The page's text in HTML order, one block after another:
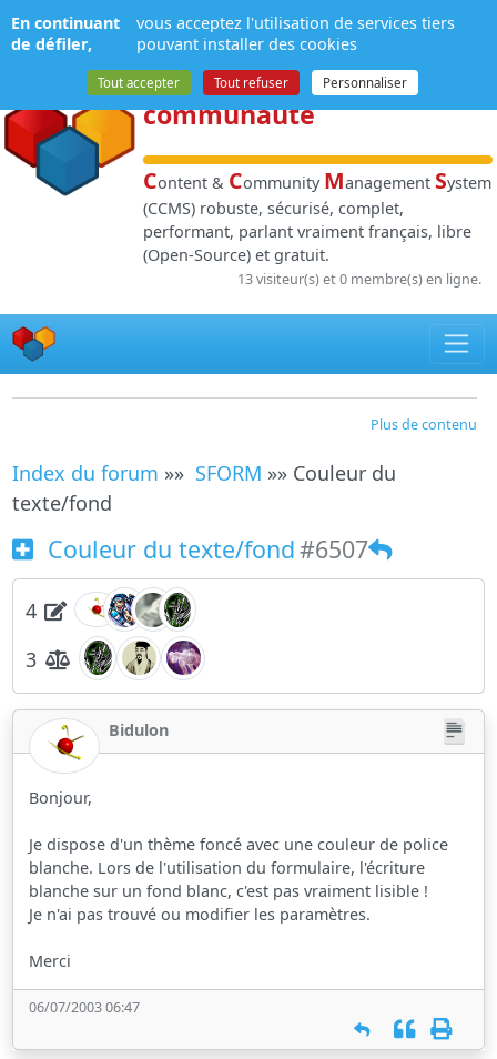
NPDS:Gestion de
contenuet de
communauté
Content & Community Management System
(CCMS) robuste, sécurisé, complet,
performant, parlant vraiment français, libre
(Open-Source) et gratuit.
13 visiteur(s) et 0 membre(s) en ligne.
Plus de contenu
Index du forum »» SFORM »» Couleur du
texte/fond
Couleur du texte/fond#6507
4
3
Bidulon
Bonjour,
Je dispose d'un thème foncé avec une couleur de police
blanche. Lors de l'utilisation du formulaire, l'écriture
blanche sur un fond blanc, c'est pas vraiment lisible !
Je n'ai pas trouvé ou modifier les paramètres.
Merci
06/07/2003 06:47
Panneau de gestion des cookies
En continuant
de défiler,
vous acceptez l'utilisation de services tiers
pouvant installer des cookies
Tout accepter Tout refuser Personnaliser